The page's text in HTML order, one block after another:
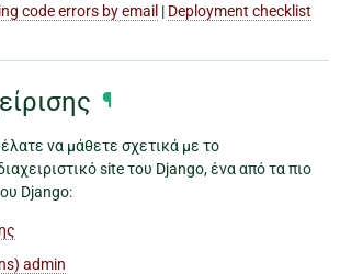
code errors by email | Deployment checklist
¶
να μάθετε σχετικά με το
site του Django, ένα από τα πιο
Django:
admin